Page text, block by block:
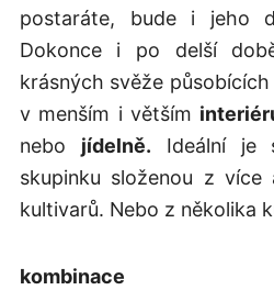
postaráte, bude i jeho
Dokonce i po delší
krásných svěže
v menším i větším
nebo jídelně. Ideální je
skupinku složenou z
kultivarů. Nebo z několika
kombinace